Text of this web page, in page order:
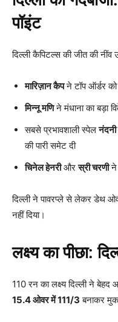
पॉइंट
दिल्ली कैपिटल्स की जीत की नींव
मारिज़ान कैपने टॉप ऑर्डर
मिन्नू मणिने मंधाना का बड़ा
सबसे प्रभावशाली स्पेलनंदनी
की पारी समेट दी
चिनेल हेनरीऔरस्री चरणीने
दिल्ली ने पावरप्ले से लेकर डेथ
नहीं दिया।
लक्ष्य का पीछा:
110 रन का लक्ष्य दिल्ली ने बेहद
15.4ओवर में 111/3 बनाकर